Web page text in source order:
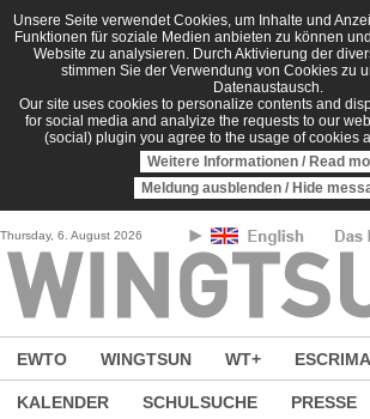
Direkt zum Inhalt
Unsere Seite verwendet Cookies, um Inhalte und
Funktionen für soziale Medien anbieten zu können
Website zu analysieren. Durch Aktivierung der
stimmen Sie der Verwendung von Cookies zu
Datenaustausch.
Our site uses cookies to personalize contents and
for social media and analyize the requests to our
(social) plugin you agree to the usage of cookies
Weitere Informationen / Read
Meldung ausblenden / Hide
Thursday, 6. August 2026
EWTO WINGTSUN WT+ ESCRIMA
KALENDER SCHULSUCHE PRESSE